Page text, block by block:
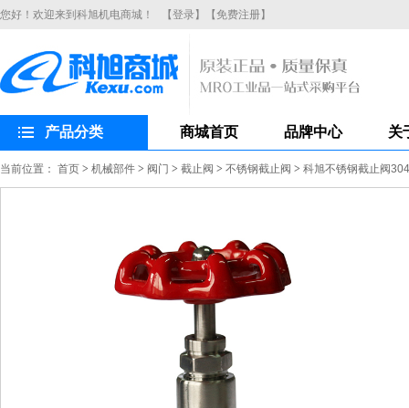
您好！欢迎来到科旭机电商城！ 【登录】 【免费注册】
产品分类 商城首页 品牌中心 关
当前位置： 首页 > 机械部件 > 阀门 > 截止阀 > 不锈钢截止阀 > 科旭不锈钢截止阀